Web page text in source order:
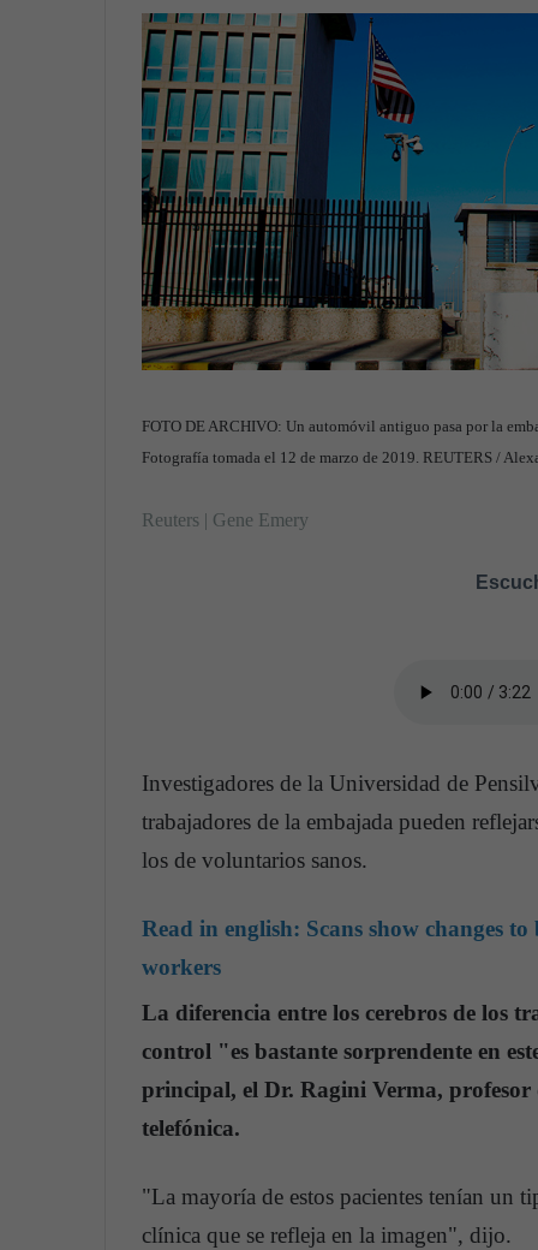
m
a
i
FOTO DE ARCHIVO: Un automóvil antiguo pasa por la
Fotografía tomada el 12 de marzo de 2019. REUTERS /
Reuters | Gene Emery
Investigadores de la Universidad de
trabajadores de la embajada pueden
los de voluntarios sanos.
Read in english: Scans show changes
workers
La diferencia entre los cerebros de los
control "es bastante sorprendente en
principal, el Dr. Ragini Verma,
telefónica.
"La mayoría de estos pacientes tenían un
clínica que se refleja en la imagen", dijo.